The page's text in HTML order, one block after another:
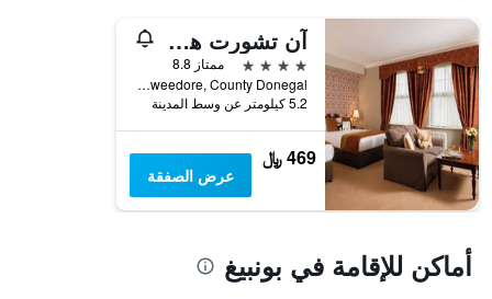
آن تشورت هوتل
4 نجوم
ممتاز 8.8
Gweedore, County Donegal, بونبيغ, أيرلندا
5.2 كيلومتر عن وسط المدينة
469 ﷼
عرض الصفقة
أماكن للإقامة في بونبيغ